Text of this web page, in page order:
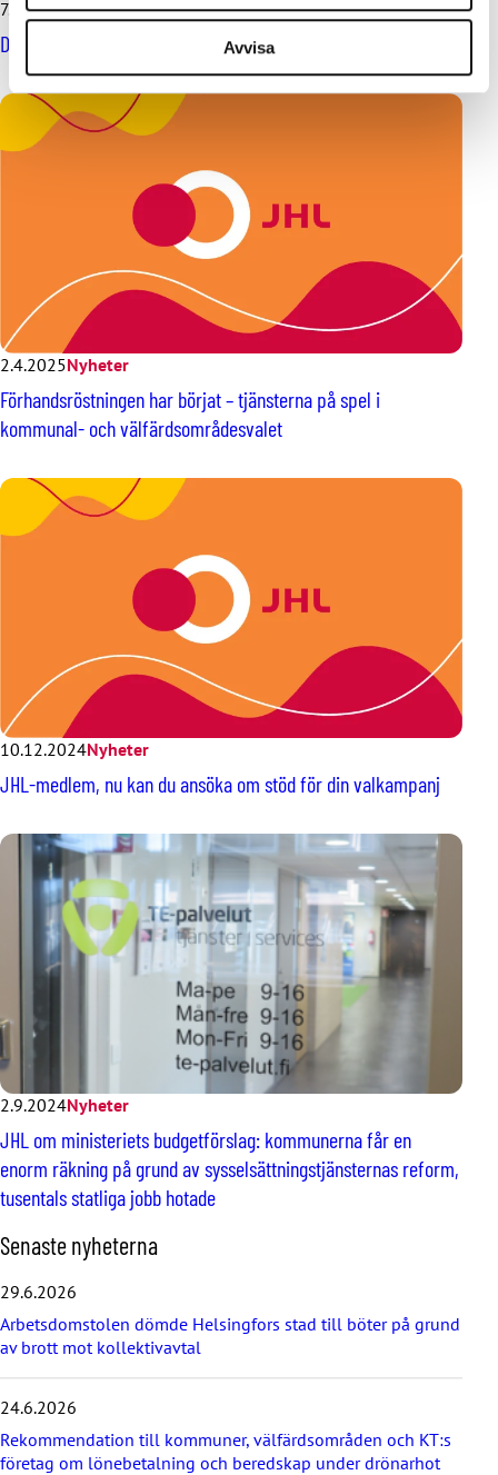
Avvisa
7.5.2025Nyheter
De första kollektivavtalen inom KT:s företagssektor har slutits
2.4.2025Nyheter
Förhandsröstningen har börjat – tjänsterna på spel i
kommunal- och välfärdsområdesvalet
10.12.2024Nyheter
JHL-medlem, nu kan du ansöka om stöd för din valkampanj
2.9.2024Nyheter
JHL om ministeriets budgetförslag: kommunerna får en
enorm räkning på grund av sysselsättningstjänsternas reform,
tusentals statliga jobb hotade
H
o
p
p
a
ö
v
r
d
e
Senaste nyheterna
29.6.2026
Arbetsdomstolen dömde Helsingfors stad till böter på grund
av brott mot kollektivavtal
24.6.2026
Rekommendation till kommuner, välfärdsområden och KT:s
företag om lönebetalning och beredskap under drönarhot